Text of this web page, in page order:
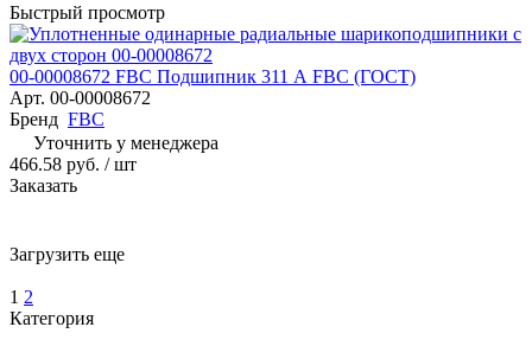
Быстрый просмотр
00-00008672 FBC Подшипник 311 А FBC (ГОСТ)
Арт. 00-00008672
Бренд FBC
Уточнить у менеджера
466.58 руб. / шт
Заказать
Загрузить еще
1 2
Категория